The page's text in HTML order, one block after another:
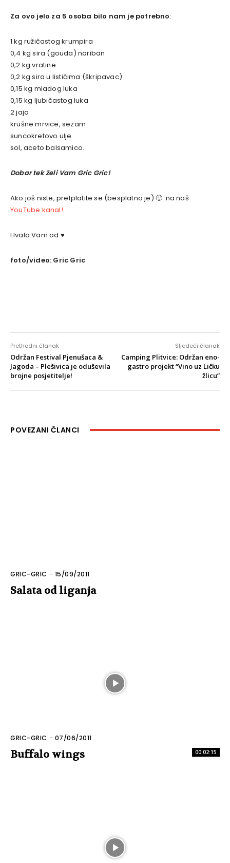
Za ovo jelo za 5 osoba bilo nam je potrebno:
1 kg ružičastog krumpira
0,4 kg sira (gouda) nariban
0,2 kg vratine
0,2 kg sira u listićima (škripavac)
0,15 kg mladog luka
0,15 kg ljubičastog luka
2 jaja
krušne mrvice, sezam
suncokretovo ulje
sol, aceto balsamico.
Dobar tek želi Vam Gric Gric!
Ako još niste, pretplatite se (besplatno je) 🙂 na naš
YouTube kanal!
Hvala Vam od ♥
foto/video: Gric Gric
Prethodni članak
Održan Festival Pjenušaca &
Jagoda – Plešivica je oduševila
brojne posjetitelje!
Sljedeći članak
Camping Plitvice: Održan eno-
gastro projekt “Vino uz Ličku
žlicu”
POVEZANI ČLANCI
GRIC-GRIC - 15/09/2011
Salata od liganja
00:02:15
GRIC-GRIC - 07/06/2011
Buffalo wings